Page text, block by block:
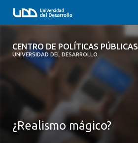
CENTRO DE POLÍTICAS PÚBLICAS
UNIVERSIDAD DEL DESARROLLO
CENTRO DE POLÍTICAS PÚBLICAS
DOCUMENTOS DE TRABAJO
¿Realismo mágico?